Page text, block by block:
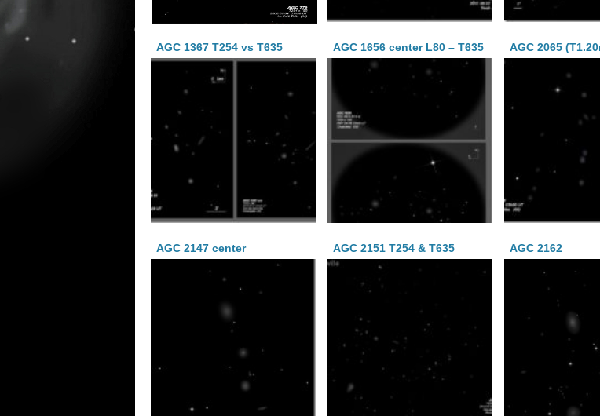
AGC 1367 T254 vs T635 AGC 1656 center L80 – T635 AGC 2065
AGC 2147 center AGC 2151 T254 & T635 AGC 2162